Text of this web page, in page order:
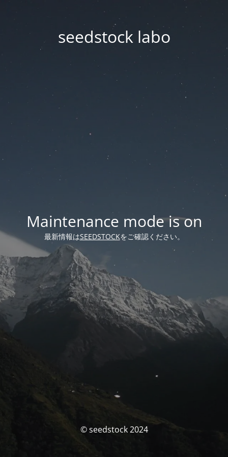
seedstock labo
Maintenance mode is on
最新情報はSEEDSTOCKをご確認ください。
© seedstock 2024